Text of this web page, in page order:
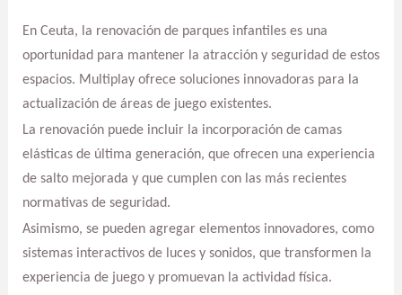
En Ceuta, la renovación de parques infantiles es una
oportunidad para mantener la atracción y seguridad de estos
espacios. Multiplay ofrece soluciones innovadoras para la
actualización de áreas de juego existentes.
La renovación puede incluir la incorporación de camas
elásticas de última generación, que ofrecen una experiencia
de salto mejorada y que cumplen con las más recientes
normativas de seguridad.
Asimismo, se pueden agregar elementos innovadores, como
sistemas interactivos de luces y sonidos, que transformen la
experiencia de juego y promuevan la actividad física.